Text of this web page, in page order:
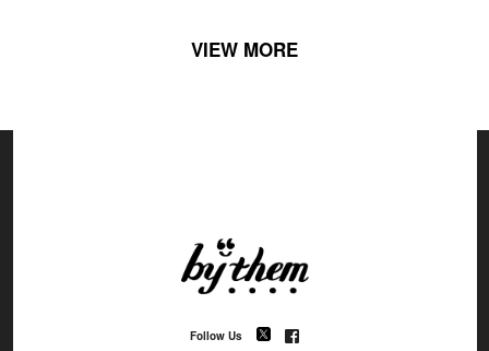
VIEW MORE
Follow Us